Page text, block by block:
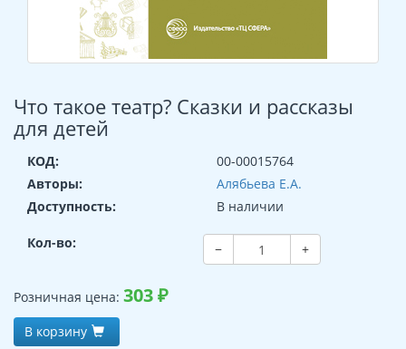
Что такое театр? Сказки и рассказы
для детей
КОД:
00-00015764
Авторы:
Алябьева Е.А.
Доступность:
В наличии
Кол-во: − +
Розничная цена: 303₽
В корзину